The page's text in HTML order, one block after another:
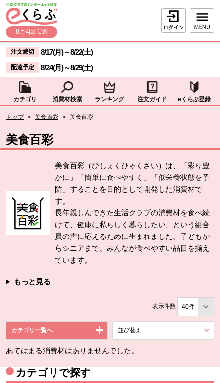
ページの先頭です。
本文へジャンプする。
8月4回 C週
ログイン
ここからサイト内共通メニューです。
サイト内共通メニューをスキップする
注文締切 8/17(月)～8/22(土)
配達予定 8/24(月)～8/29(土)
カテゴリ 消費材検索 ランキング 注文ガイド eくらぶ登録
トップ > 美食百彩 > 美食百彩
美食百彩
美食百彩（びしょくひゃくさい）は、「彩り豊
かに」「簡単に食べやすく」「低栄養状態を予
防」することを目的として開発した消費材で
す。
長年親しんできた生活クラブの消費材を食べ続
けて、健康に私らしく暮らしたい、という組合
員の声に応えるために生まれました。子どもか
らシニアまで、みんなが食べやすい品目を揃え
ています。
もっと見る
表示件数
カテゴリ一覧へ 並び替え
あてはまる消費材はありませんでした。
カテゴリで探す